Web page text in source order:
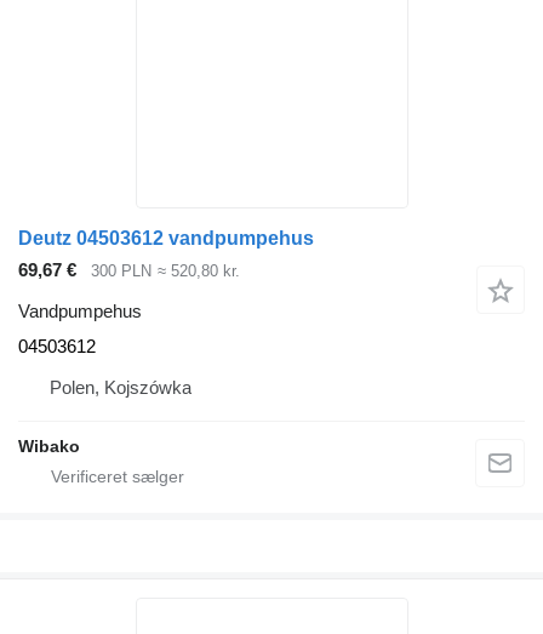
Deutz 04503612 vandpumpehus
69,67 €
300 PLN ≈ 520,80 kr.
Vandpumpehus
04503612
Polen, Kojszówka
Wibako